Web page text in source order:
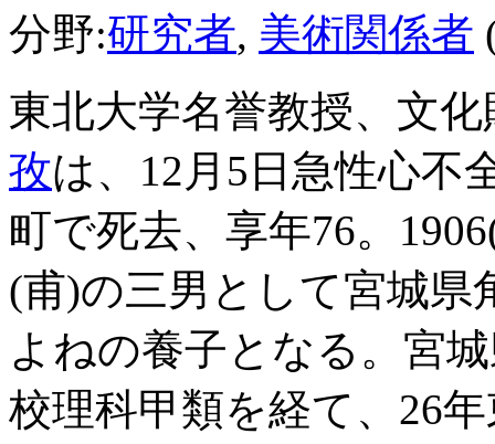
分野:研究者, 美術関係者
東北大学名誉教授、文
孜は、12月5日急性心不
町で死去、享年76。
(甫)の三男として宮城県
よねの養子となる。宮
校理科甲類を経て、26